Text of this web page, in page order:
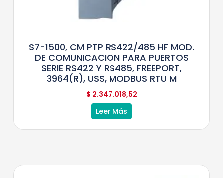
S7-1500, CM PTP RS422/485 HF MOD.
DE COMUNICACION PARA PUERTOS
SERIE RS422 Y RS485, FREEPORT,
3964(R), USS, MODBUS RTU M
$ 2.347.018,52
Leer Más